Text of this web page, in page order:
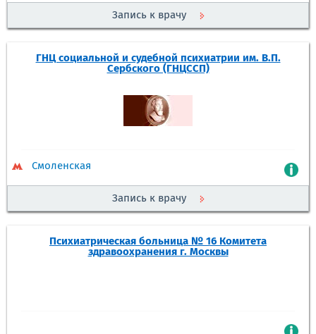
Запись к врачу
ГНЦ социальной и судебной психиатрии им. В.П.
Сербского (ГНЦССП)
Смоленская
Запись к врачу
Психиатрическая больница № 16 Комитета
здравоохранения г. Москвы